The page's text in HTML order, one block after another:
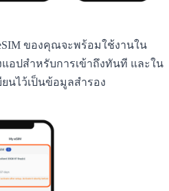
ของคุณจะพร้อมใช้งานใน
อปสำหรับการเข้าถึงทันที และใน
นไว้เป็นข้อมูลสำรอง